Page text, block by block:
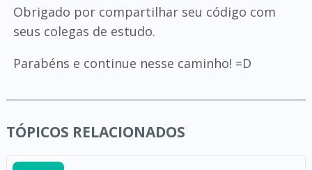
Obrigado por compartilhar seu código com
seus colegas de estudo.
Parabéns e continue nesse caminho! =D
TÓPICOS RELACIONADOS